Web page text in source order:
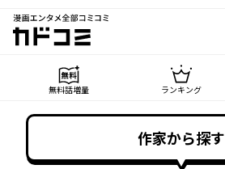
漫画エンタメ全部コミコミ
カドコミ
無料話増量 ランキング
作家から探す